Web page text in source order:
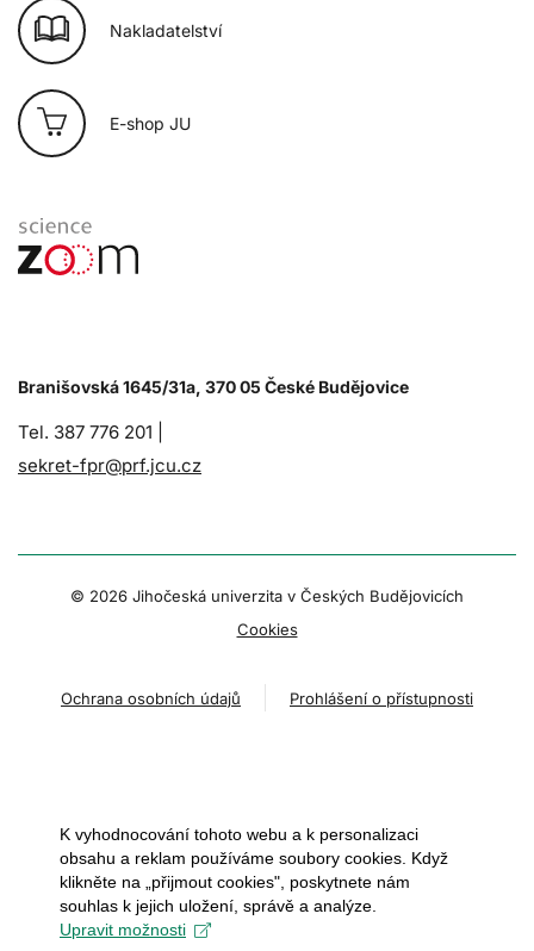
Nakladatelství
E-shop JU
Branišovská 1645/31a, 370 05 České Budějovice
Tel. 387 776 201 |
sekret-fpr@prf.jcu.cz
© 2026 Jihočeská univerzita v Českých Budějovicích
Cookies
Ochrana osobních údajů Prohlášení o přístupnosti
K vyhodnocování tohoto webu a k personalizaci
obsahu a reklam používáme soubory cookies. Když
klikněte na „přijmout cookies", poskytnete nám
souhlas k jejich uložení, správě a analýze.
Upravit možnosti